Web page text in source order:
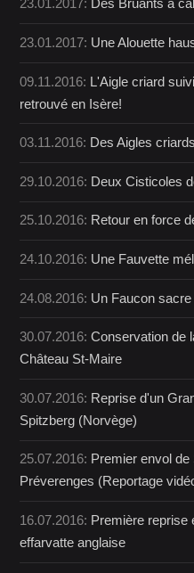
23.01.2017: Des Bruants à
23.01.2017: Une Alouette
09.11.2016: L'Aigle criard
retrouvé en Isère!
03.11.2016: Des Aigles
29.10.2016: Deux Cisticoles
25.10.2016: Retour en force
24.10.2016: Une Fauvette
24.08.2016: Un Faucon
30.07.2016:Conservation de
Château St-Maire
30.07.2016: Reprise d'un
Spitzberg (Norvège)
25.07.2016: Premier envol
Préverenges (Reportage
16.07.2016: Première reprise
effarvatte anglaise